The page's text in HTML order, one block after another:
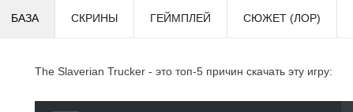
БАЗА СКРИНЫ ГЕЙМПЛЕЙ СЮЖЕТ (ЛОР)
The Slaverian Trucker - это топ-5 причин скачать эту игру: